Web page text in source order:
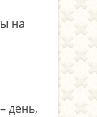
на
день,